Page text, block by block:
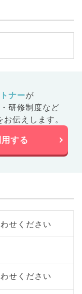
ナーが
研修制度など
伝えします。
する
せください
せください